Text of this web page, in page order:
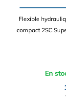
Flexible
compact 2SC
En